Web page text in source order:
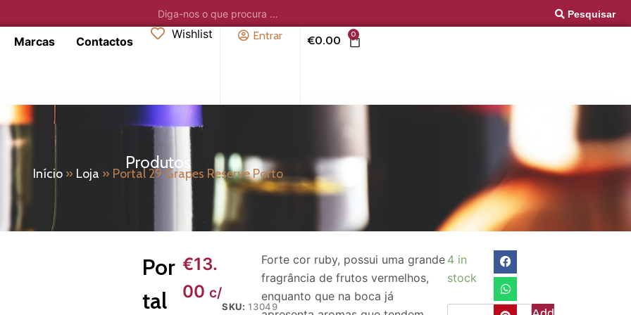
Pesquisar
Marcas Contactos
Wishlist Entrar €0.00 0
Produtos
Início» Loja » Portal 29 Grapes Reserve Porto
Por
tal
€13.
00 c/
SKU:13049
Forte cor ruby, possui uma grande
fragrância de frutos vermelhos,
enquanto que na boca já
4 in
stock